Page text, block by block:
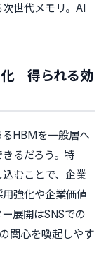
世代メモリ。AI
化 得られる効
HBMを一般層へ
るだろう。特
むことで、企業
強化や企業価値
展開はSNSでの
関心を喚起しやす